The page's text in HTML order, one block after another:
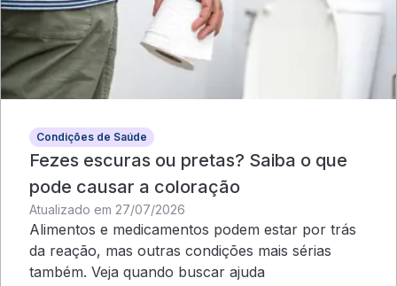
Condições de Saúde
Fezes escuras ou pretas? Saiba o que
pode causar a coloração
Atualizado em 27/07/2026
Alimentos e medicamentos podem estar por trás
da reação, mas outras condições mais sérias
também. Veja quando buscar ajuda